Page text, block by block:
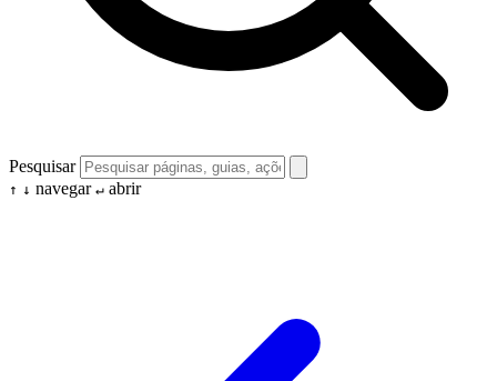
Pesquisar
↑ ↓ navegar ↵ abrir